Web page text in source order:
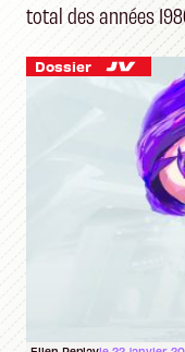
total des années
Dossier